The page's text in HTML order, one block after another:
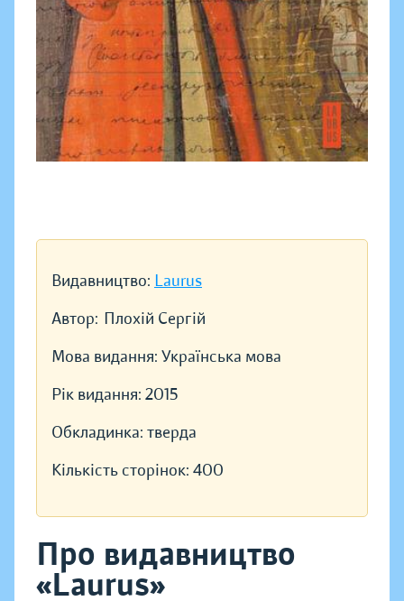
Видавництво: Laurus
Автор: Плохій Сергій
Мова видання: Українська мова
Рік видання: 2015
Обкладинка: тверда
Кількість сторінок: 400
Про видавництво
«Laurus»